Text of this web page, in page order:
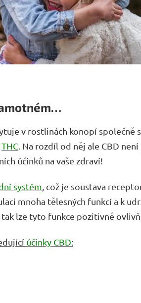
v rostlinách konopí společně
THC . Na rozdíl od něj ale CBD
účinků na vaše zdraví!
systém , což je soustava
mnoha tělesných funkcí a k
lze tyto funkce pozitivně
účinky CBD: